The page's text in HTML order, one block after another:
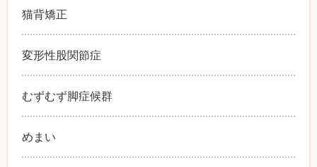
猫背矯正
変形性股関節症
むずむず脚症候群
めまい